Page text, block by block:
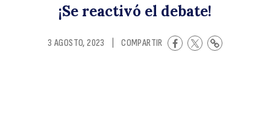
¡Se reactivó el debate!
3 AGOSTO, 2023 COMPARTIR